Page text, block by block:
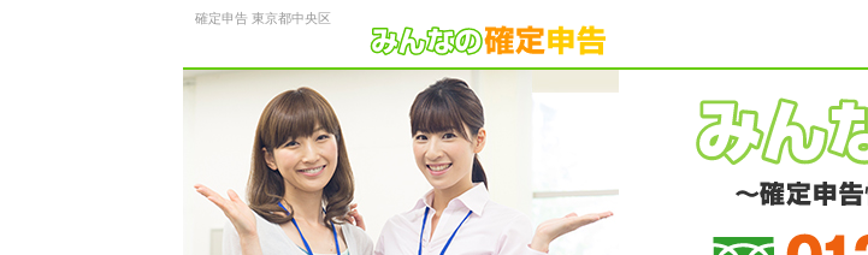
確定申告 東京都中央区